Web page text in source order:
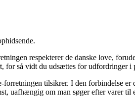
respekterer de danske love,
for så vidt du udsættes for udfordringer i
tilsikrer. I den forbindelse er
uafhængig om man søger efter varer til